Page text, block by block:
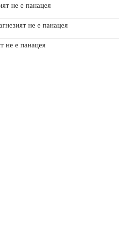
не е панацея
не е панацея
не е панацея